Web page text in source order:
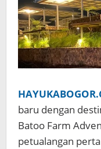
baru dengan
Batoo Farm
petualangan